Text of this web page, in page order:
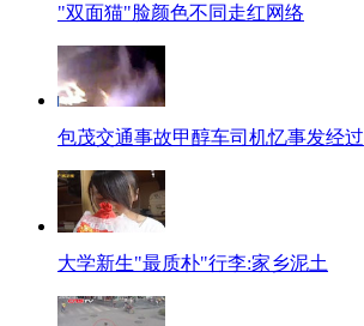
"双面猫"脸颜色不同走红网络
包茂交通事故甲醇车司机忆事发经过
大学新生"最质朴"行李:家乡泥土